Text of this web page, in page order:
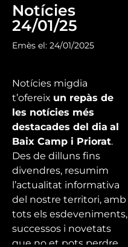
Notícies
24/01/25
Emès el: 24/01/2025
Notícies migdia
t’ofereix un repàs de
les notícies més
destacades del dia al
Baix Camp i Priorat.
Des de dilluns fins
divendres, resumim
l’actualitat informativa
del nostre territori, amb
tots els esdeveniments,
successos i novetats
que no et pots perdre.